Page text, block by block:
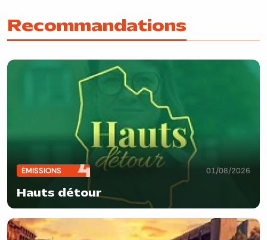
Recommandations
ÉMISSIONS 01/08/2026
Hauts détour